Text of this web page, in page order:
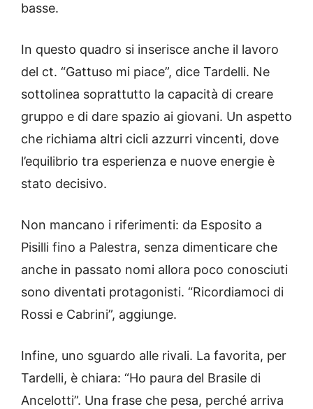
basse.
In questo quadro si inserisce anche il lavoro
del ct. “Gattuso mi piace”, dice Tardelli. Ne
sottolinea soprattutto la capacità di creare
gruppo e di dare spazio ai giovani. Un aspetto
che richiama altri cicli azzurri vincenti, dove
l’equilibrio tra esperienza e nuove energie è
stato decisivo.
Non mancano i riferimenti: da Esposito a
Pisilli fino a Palestra, senza dimenticare che
anche in passato nomi allora poco conosciuti
sono diventati protagonisti. “Ricordiamoci di
Rossi e Cabrini”, aggiunge.
Infine, uno sguardo alle rivali. La favorita, per
Tardelli, è chiara: “Ho paura del Brasile di
Ancelotti”. Una frase che pesa, perché arriva